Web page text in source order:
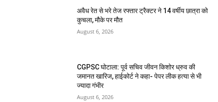
अवैध रेत से भरे तेज रफ्तार ट्रैक्टर ने 14 वर्षीय छात्रा को
कुचला, मौके पर मौत
August 6, 2026
CGPSC घोटाला: पूर्व सचिव जीवन किशोर ध्रुव की
जमानत खारिज, हाईकोर्ट ने कहा- पेपर लीक हत्या से भी
ज्यादा गंभीर
August 6, 2026